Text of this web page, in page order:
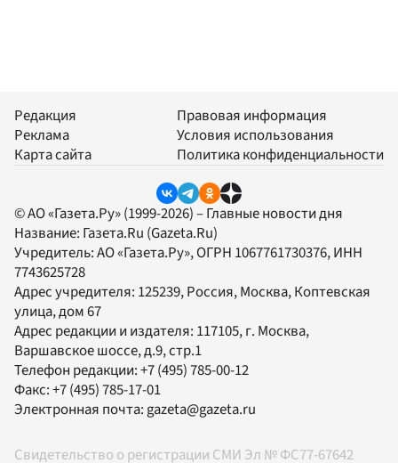
Редакция
Реклама
Карта сайта
Правовая информация
Условия использования
Политика конфиденциальности
© АО «Газета.Ру» (1999-2026) – Главные новости дня
Название: Газета.Ru (Gazeta.Ru)
Учредитель:АО «Газета.Ру», ОГРН 1067761730376, ИНН
7743625728
Адрес учредителя: 125239, Россия, Москва, Коптевская
улица, дом 67
Адрес редакции и издателя: 117105, г. Москва,
Варшавское шоссе, д.9, стр.1
Телефон редакции:+7 (495) 785-00-12
Факс:+7 (495) 785-17-01
Электронная почта:gazeta@gazeta.ru
Свидетельство о регистрации СМИ Эл № ФС77-67642